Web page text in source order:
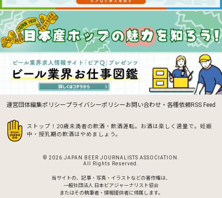
運営団体編集ポリシープライバシーポリシーお問い合わせ・各種依頼RSS Feed
ストップ！20歳未満者の飲酒・飲酒運転。お酒は楽しく適量で。 妊娠
中・授乳期の飲酒はやめましょう。
© 2026 JAPAN BEER JOURNALISTS ASSOCIATION.
All Rights Reserved.
当サイトの、記事・写真・イラストなどの著作権は、
一般社団法人 日本ビアジャーナリスト協会
またはその執筆者・情報提供者に帰属します。